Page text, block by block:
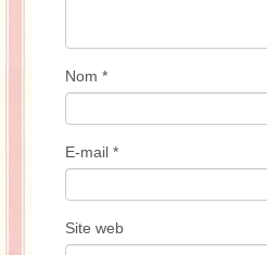
Nom *
E-mail *
Site web